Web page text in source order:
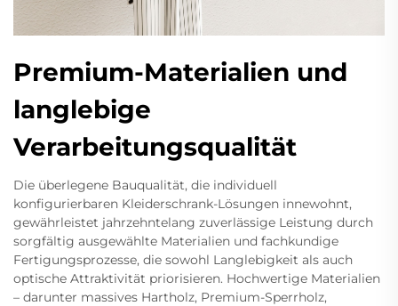
Premium-Materialien und
langlebige
Verarbeitungsqualität
Die überlegene Bauqualität, die individuell
konfigurierbaren Kleiderschrank-Lösungen innewohnt,
gewährleistet jahrzehntelang zuverlässige Leistung durch
sorgfältig ausgewählte Materialien und fachkundige
Fertigungsprozesse, die sowohl Langlebigkeit als auch
optische Attraktivität priorisieren. Hochwertige Materialien
– darunter massives Hartholz, Premium-Sperrholz,